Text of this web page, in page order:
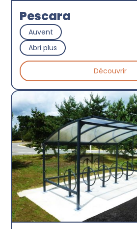
Pescara
Auvent
Abri plus
Découvrir